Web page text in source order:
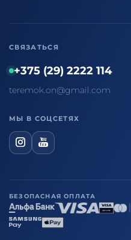
СВЯЗАТЬСЯ
+375 (29) 2222 114
teremok.on@gmail.com
МЫ В СОЦСЕТЯХ
БЕЗОПАСНАЯ ОПЛАТА